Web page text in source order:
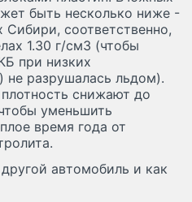
быть несколько ниже -
Сибири, соответственно,
1.30 г/см3 (чтобы
при низких
не разрушалась льдом).
снижают до
уменьшить
время года от
автомобиль и как